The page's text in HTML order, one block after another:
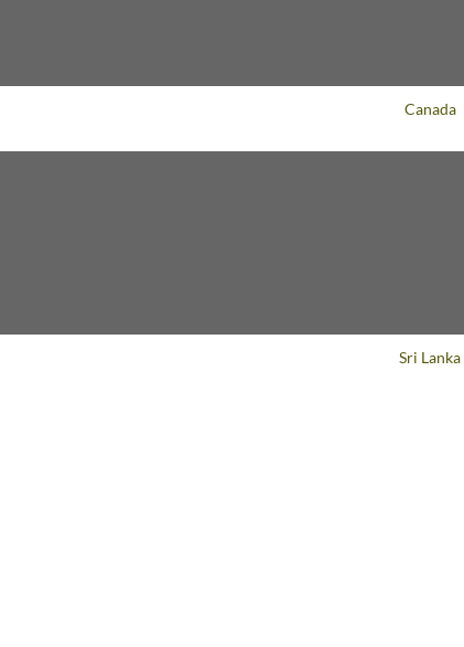
Voyage
Canada
Voyage
Sri Lanka